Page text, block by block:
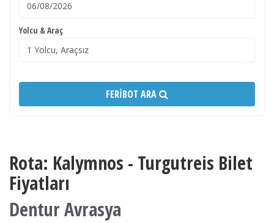
Yolcu & Araç
FERIBOT ARA
Rota: Kalymnos - Turgutreis Bilet
Fiyatları
Dentur Avrasya